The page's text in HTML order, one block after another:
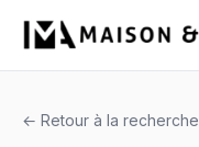
← Retour à la recherche